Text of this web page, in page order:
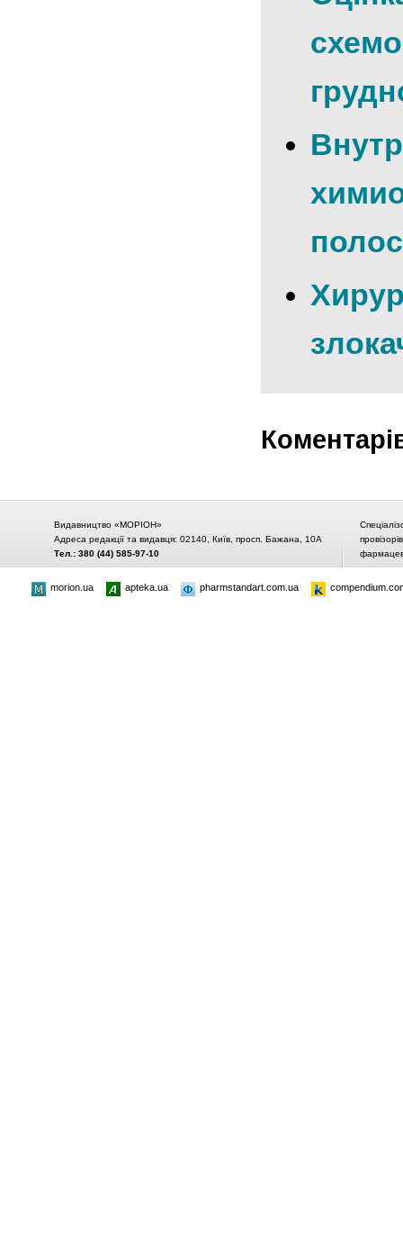
Видавництво «МОРІОН»
Адреса редакції та видавця: 02140, Київ, просп. Бажана, 10А
Тел.: 380 (44) 585-97-10
morion.ua apteka.ua pharmstandart.com.ua